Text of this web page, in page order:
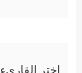
اختر القاريء